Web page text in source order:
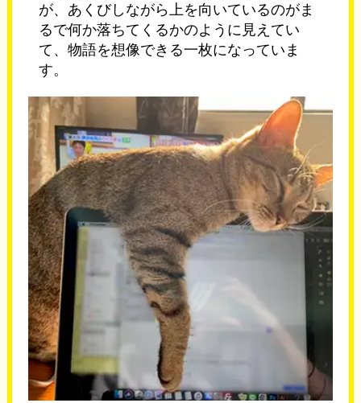
が、あくびしながら上を向いているのがま
るで何か落ちてくるかのように見えてい
て、物語を想像できる一枚になっていま
す。